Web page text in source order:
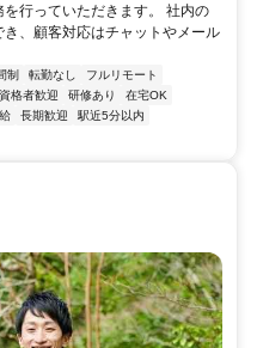
行っていただきます。 社内の
、顧客対応はチャットやメール
制 転勤なし
フルリモート
格者歓迎 研修あり
在宅OK
長期歓迎
駅近5分以内